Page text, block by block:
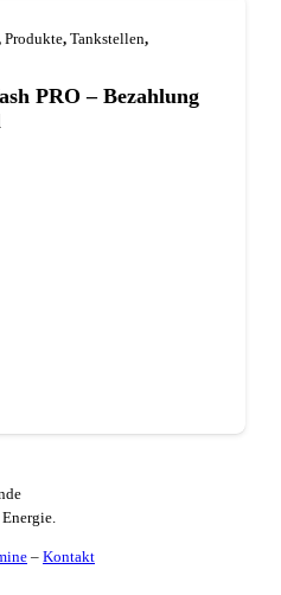
Produkte, Tankstellen,
PRO – Bezahlung
– Kontakt